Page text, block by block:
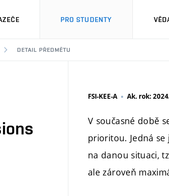
PRO STUDENTY
DETAIL PŘEDMĚTU
FSI-KEE-A Ak. rok:
V současné době
prioritou. Jedná
na danou situaci,
ale zároveň